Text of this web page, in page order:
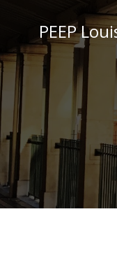
contenuPEEP